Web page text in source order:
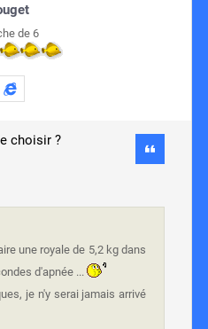
de 6
choisir ?
une royale de 5,2 kg dans
d'apnée ...
je n'y serai jamais arrivé